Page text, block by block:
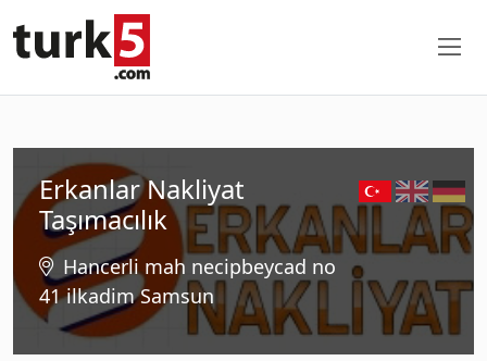
Erkanlar Nakliyat
Taşımacılık
Hancerli mah necipbeycad no
41 ilkadim Samsun